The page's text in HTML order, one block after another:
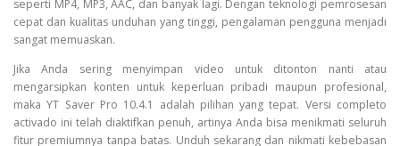
seperti MP4, MP3, AAC, dan banyak lagi. Dengan teknologi pemrosesan
cepat dan kualitas unduhan yang tinggi, pengalaman pengguna menjadi
sangat memuaskan.
Jika Anda sering menyimpan video untuk ditonton nanti atau
mengarsipkan konten untuk keperluan pribadi maupun profesional,
maka YT Saver Pro 10.4.1 adalah pilihan yang tepat. Versi completo
activado ini telah diaktifkan penuh, artinya Anda bisa menikmati seluruh
fitur premiumnya tanpa batas. Unduh sekarang dan nikmati kebebasan